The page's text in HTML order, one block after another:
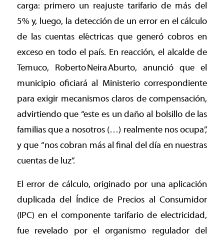
carga: primero un reajuste tarifario de más del
5% y, luego, la detección de un error en el cálculo
de las cuentas eléctricas que generó cobros en
exceso en todo el país. En reacción, el alcalde de
Temuco, Roberto Neira Aburto, anunció que el
municipio oficiará al Ministerio correspondiente
para exigir mecanismos claros de compensación,
advirtiendo que “este es un daño al bolsillo de las
familias que a nosotros (…) realmente nos ocupa”,
y que “nos cobran más al final del día en nuestras
cuentas de luz”.
El error de cálculo, originado por una aplicación
duplicada del Índice de Precios al Consumidor
(IPC) en el componente tarifario de electricidad,
fue revelado por el organismo regulador del